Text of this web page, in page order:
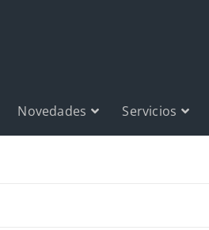
Novedades Servicios